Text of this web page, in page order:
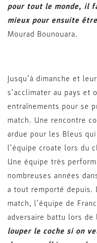
pour tout le monde, il
mieux pour ensuite
Mourad Bounouara.
Jusqu’à dimanche et
s’acclimater au pays et
entraînements pour se
match. Une rencontre
ardue pour les Bleus
l’équipe croate lors du
Une équipe très
nombreuses années
a tout remporté depuis.
match, l’équipe de
adversaire battu lors de
louper le coche si on